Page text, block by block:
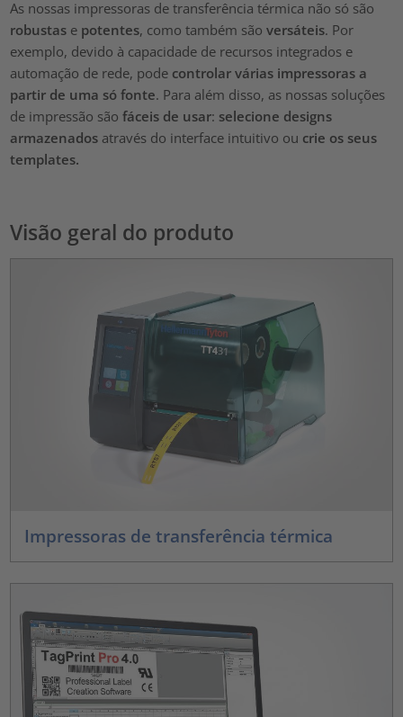
As nossas impressoras de transferência térmica não só são
robustas e potentes, como também sãoversáteis. Por
exemplo, devido à capacidade de recursos integrados e
automação de rede, pode controlar várias impressoras a
partir de uma só fonte. Para além disso, as nossas soluções
de impressão sãofáceis de usar: selecione designs
armazenados através do interface intuitivo ou crie os seus
templates.
Visão geral do produto
Impressoras de transferência térmica